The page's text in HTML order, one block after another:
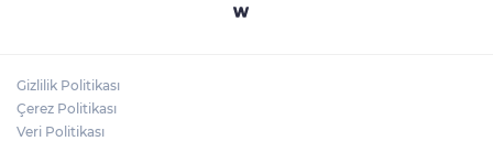
Yapay zekada onlarca uygulamanın
Gizlilik Politikası
Çerez Politikası
Veri Politikası